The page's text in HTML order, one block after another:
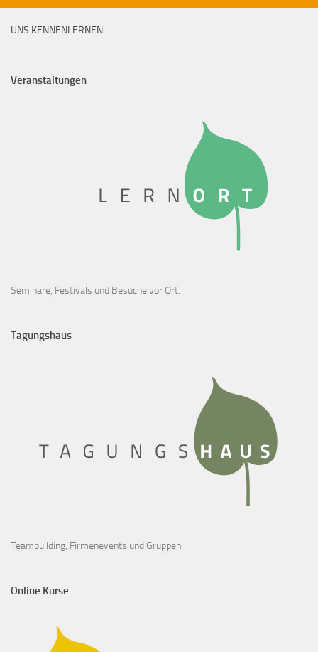
UNS KENNENLERNEN
Veranstaltungen
Seminare, Festivals und Besuche vor Ort.
Tagungshaus
Teambuilding, Firmenevents und Gruppen.
Online Kurse